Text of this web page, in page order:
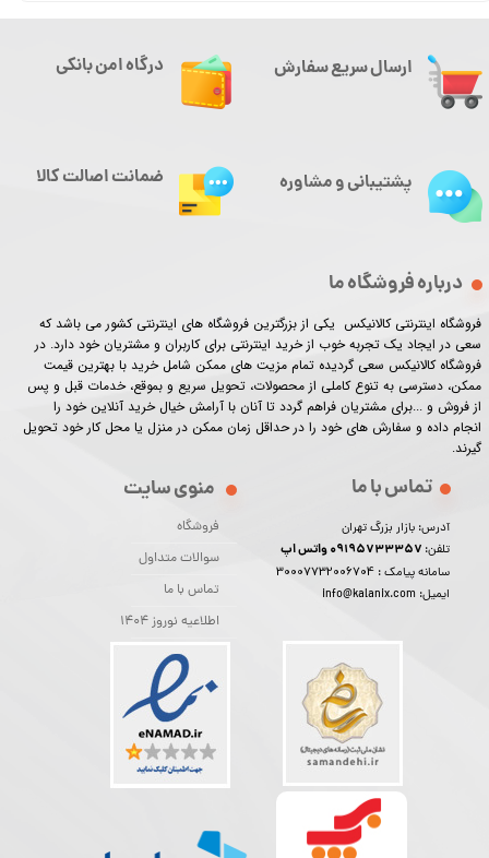
ارسال سریع سفارش
درباره فروشگاه ما
فروشگاه اینترنتی کالانیکس یکی از بزرگترین فروشگاه های اینترنتی کشور می باشد که
سعی در ایجاد یک تجربه خوب از خرید اینترنتی برای کاربران و مشتریان خود دارد. در
فروشگاه کالانیکس سعی گردیده تمام مزیت های ممکن شامل خرید با بهترین قیمت
ممکن، دسترسی به تنوع کاملی از محصولات، تحویل سریع و بموقع، خدمات قبل و پس
از فروش و ...برای مشتریان فراهم گردد تا آنان با آرامش خیال خرید آنلاین خود را
انجام داده و سفارش های خود را در حداقل زمان ممکن در منزل یا محل کار خود تحویل
گیرند.​​​​​​​
منوی سایت
فروشگاه
سوالات متداول
تماس با ما
اطلاعیه نوروز 1404
تماس با ما
آدرس: بازار بزرگ تهران
تلفن:
سامانه پیامک : 30007732006704
ایمیل: info@kalanix.com
درگاه امن بانکی
پشتیبانی و مشاوره ضمانت اصالت کالا